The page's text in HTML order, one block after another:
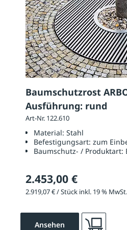
Baumschutzrost
Ausführung: rund
Art-Nr. 122.610
Material: Stahl
Befestigungsart: zum
Baumschutz- / Produktart:
2.453,00 €
Ansehen